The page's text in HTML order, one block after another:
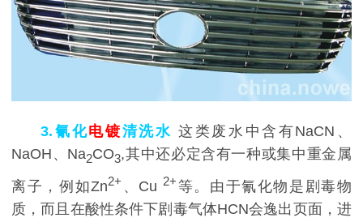
3.氰化电镀清洗水 这类废水中含有NaCN、
NaOH、Na2CO3,其中还必定含有一种或集中重金属
离子，例如Zn2+ 、Cu 2+等。由于氰化物是剧毒物
质，而且在酸性条件下剧毒气体HCN会逸出页面，进